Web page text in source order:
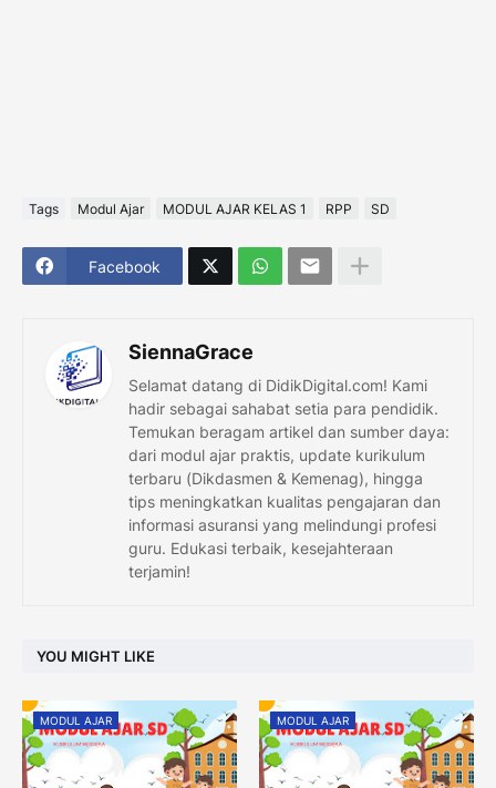
Tags Modul Ajar MODUL AJAR KELAS 1 RPP SD
Facebook
SiennaGrace
Selamat datang di DidikDigital.com! Kami
hadir sebagai sahabat setia para pendidik.
Temukan beragam artikel dan sumber daya:
dari modul ajar praktis, update kurikulum
terbaru (Dikdasmen & Kemenag), hingga
tips meningkatkan kualitas pengajaran dan
informasi asuransi yang melindungi profesi
guru. Edukasi terbaik, kesejahteraan
terjamin!
YOU MIGHT LIKE
MODUL AJAR MODUL AJAR